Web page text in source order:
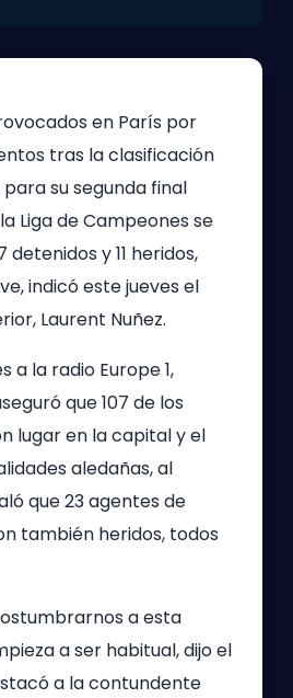
en París por
tras la clasificación
su segunda final
Liga de Campeones se
detenidos y 11 heridos,
indicó este jueves el
Laurent Nuñez.
a la radio Europe 1,
que 107 de los
lugar en la capital y el
aledañas, al
que 23 agentes de
también heridos, todos
a esta
a ser habitual, dijo el
a la contundente